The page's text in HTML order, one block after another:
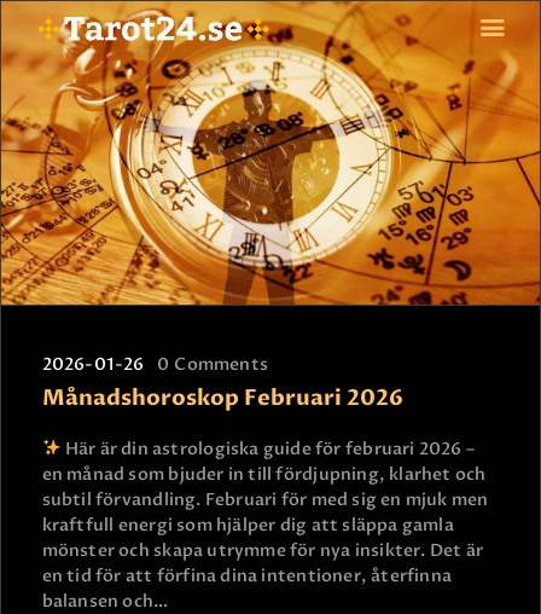
HEM
ASTROLOGI
STJÄRNTECKEN
TAROT
SPÅDAM-SIERSKA
JOBBA SOM SPÅDAM
BETALNING
FAQ
KONTAKTA OSS
2026-01-26 0 Comments
Månadshoroskop Februari 2026
Här är din astrologiska guide för februari 2026 –
en månad som bjuder in till fördjupning, klarhet och
subtil förvandling. Februari för med sig en mjuk men
kraftfull energi som hjälper dig att släppa gamla
mönster och skapa utrymme för nya insikter. Det är
en tid för att förfina dina intentioner, återfinna
balansen och…